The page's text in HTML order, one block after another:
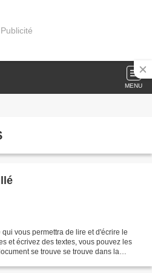
Publicité
MENU
vous permettra de lire et d'écrire le
et écrivez des textes, vous pouvez les
se trouve se trouve dans la